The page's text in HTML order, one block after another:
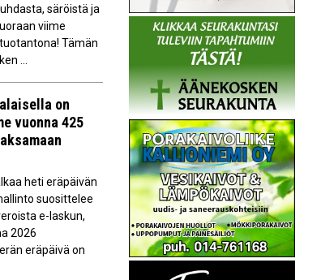
säröistä ja
viime
Tämän
...
on
vuonna 425
heti eräpäivän
suosittelee
e-laskun,
2026
eräpäivä on